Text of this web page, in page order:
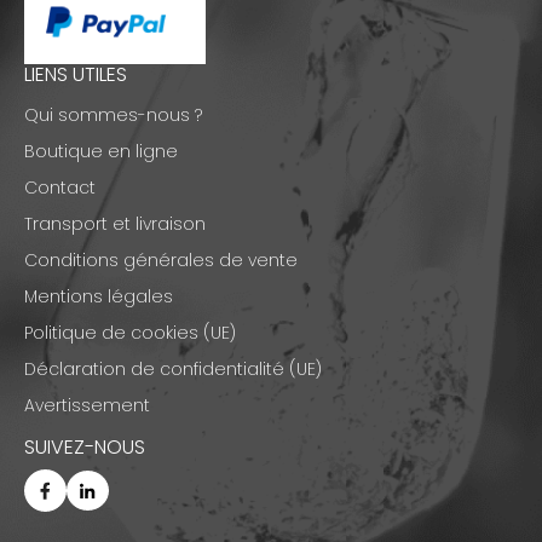
LIENS UTILES
Qui sommes-nous ?
Boutique en ligne
Contact
Transport et livraison
Conditions générales de vente
Mentions légales
Politique de cookies (UE)
Déclaration de confidentialité (UE)
Avertissement
SUIVEZ-NOUS